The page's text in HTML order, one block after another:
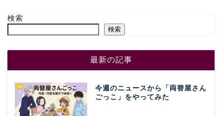
検索
検索
最新の記事
今週のニュースから「両替屋さん
ごっこ」をやってみた